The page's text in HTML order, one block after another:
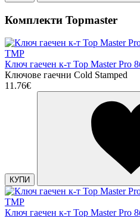
Комплекти Topmaster
Ключ гаечен к-т Top Master Pro
Ключове гаечни Cold Stamped
11.76€
КУПИ
Ключ гаечен к-т Top Master Pro